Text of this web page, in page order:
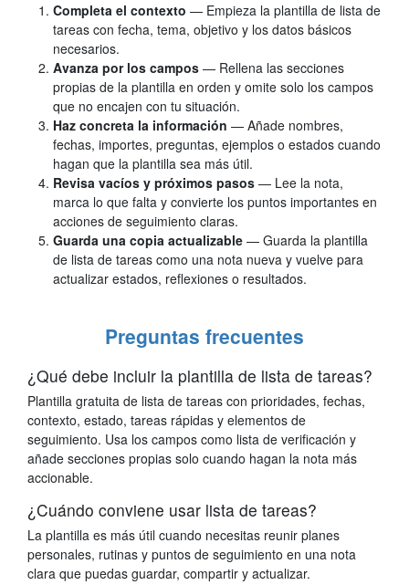
Completa el contexto — Empieza la plantilla de lista de
tareas con fecha, tema, objetivo y los datos básicos
necesarios.
Avanza por los campos — Rellena las secciones
propias de la plantilla en orden y omite solo los campos
que no encajen con tu situación.
Haz concreta la información — Añade nombres,
fechas, importes, preguntas, ejemplos o estados cuando
hagan que la plantilla sea más útil.
Revisa vacíos y próximos pasos — Lee la nota,
marca lo que falta y convierte los puntos importantes en
acciones de seguimiento claras.
Guarda una copia actualizable — Guarda la plantilla
de lista de tareas como una nota nueva y vuelve para
actualizar estados, reflexiones o resultados.
Preguntas frecuentes
¿Qué debe incluir la plantilla de lista de tareas?
Plantilla gratuita de lista de tareas con prioridades, fechas,
contexto, estado, tareas rápidas y elementos de
seguimiento. Usa los campos como lista de verificación y
añade secciones propias solo cuando hagan la nota más
accionable.
¿Cuándo conviene usar lista de tareas?
La plantilla es más útil cuando necesitas reunir planes
personales, rutinas y puntos de seguimiento en una nota
clara que puedas guardar, compartir y actualizar.